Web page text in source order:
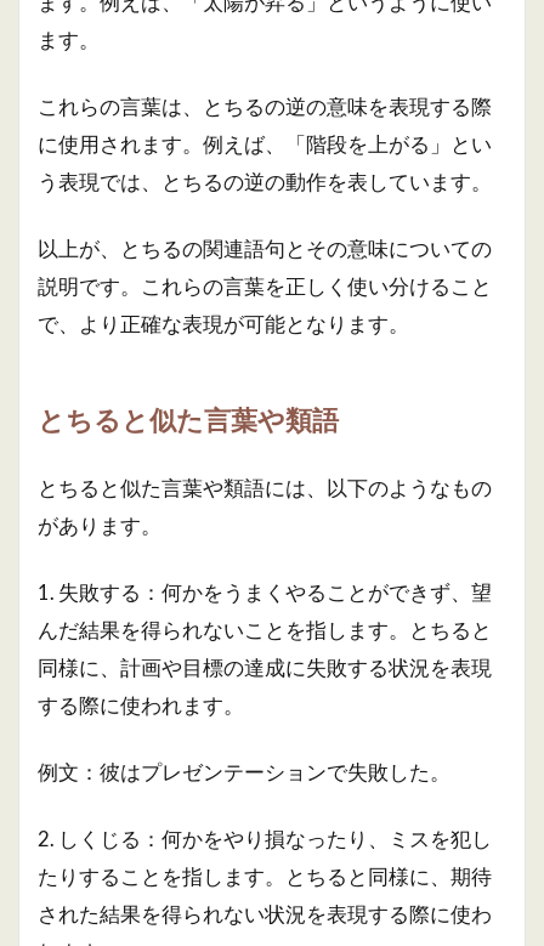
ます。
これらの言葉は、とちるの逆の意味を表現する際
に使用されます。例えば、「階段を上がる」とい
う表現では、とちるの逆の動作を表しています。
以上が、とちるの関連語句とその意味についての
説明です。これらの言葉を正しく使い分けること
で、より正確な表現が可能となります。
とちると似た言葉や類語
とちると似た言葉や類語には、以下のようなもの
があります。
1. 失敗する：何かをうまくやることができず、望
んだ結果を得られないことを指します。とちると
同様に、計画や目標の達成に失敗する状況を表現
する際に使われます。
例文：彼はプレゼンテーションで失敗した。
2. しくじる：何かをやり損なったり、ミスを犯し
たりすることを指します。とちると同様に、期待
された結果を得られない状況を表現する際に使わ